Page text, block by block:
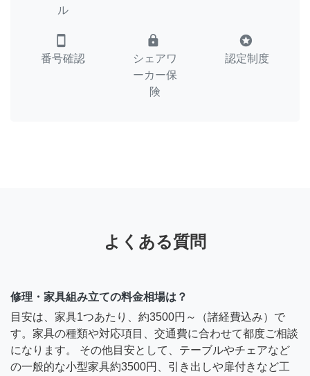
ル
smartphone
番号確認
lock
シェアワ
ーカー保
険
stars
認定制度
よくある質問
修理・家具組み立ての料金相場は？
目安は、家具1つあたり、約3500円～（諸経費込み）で
す。家具の種類や対応項目、交通費に合わせて都度ご相談
になります。 その他目安として、テーブルやチェアなど
の一般的な小型家具約3500円、引き出しや扉付きなど工